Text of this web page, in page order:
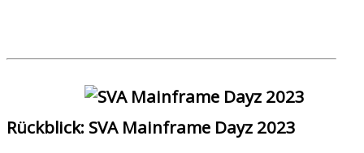
Rückblick: SVA Mainframe Dayz 2023